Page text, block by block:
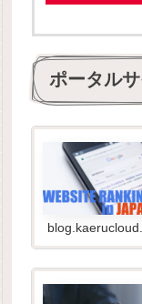
ポータル